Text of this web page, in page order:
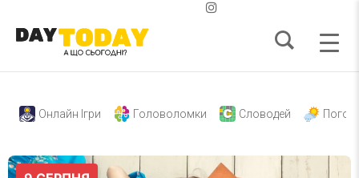
Онлайн Ігри Головоломки Словодей